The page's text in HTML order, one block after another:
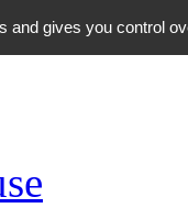
and gives you control